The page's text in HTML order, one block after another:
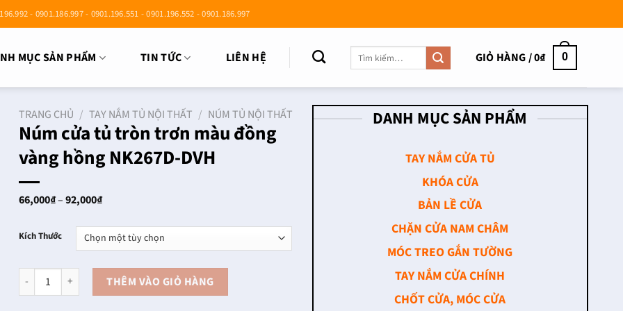
- 0901.186.997 - 0901.196.551 - 0901.196.552 - 0901.186.997
MỤC SẢN PHẨM TIN TỨC LIÊN HỆ
Tìm
kiếm:
GIỎ HÀNG /0₫ 0
TRANG CHỦ / TAY NẮM TỦ NỘI THẤT / NÚM TỦ NỘI THẤT
Núm cửa tủ tròn trơn màu đồng
vàng hồng NK267D-DVH
66,000₫–92,000₫Khoảng
66,000₫
đến
92,000₫
Kích Thước
Núm cửa tủ tròn trơn màu đồng vàng hồng NK267D-DVH số lượng
THÊM VÀO GIỎ HÀNG
DANH MỤC SẢN PHẨM
TAY NẮM CỬA TỦ
KHÓA CỬA
BẢN LỀ CỬA
CHẶN CỬA NAM CHÂM
MÓC TREO GẮN TƯỜNG
TAY NẮM CỬA CHÍNH
CHỐT CỬA, MÓC CỬA